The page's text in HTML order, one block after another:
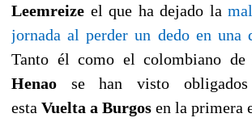
Leemreize el que ha dejado la
jornada al perder un dedo en una
Tanto él como el colombiano de
Henao se han visto obligados
esta Vuelta a Burgos en la primera